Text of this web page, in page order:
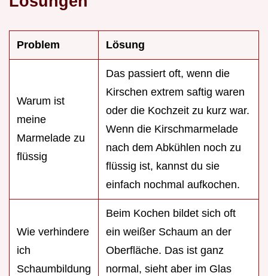
Problem Lösung
Warum ist
meine
Marmelade zu
flüssig
Das passiert oft, wenn die
Kirschen extrem saftig waren
oder die Kochzeit zu kurz war.
Wenn die Kirschmarmelade
nach dem Abkühlen noch zu
flüssig ist, kannst du sie
einfach nochmal aufkochen.
Wie verhindere
ich
Schaumbildung
Beim Kochen bildet sich oft
ein weißer Schaum an der
Oberfläche. Das ist ganz
normal, sieht aber im Glas